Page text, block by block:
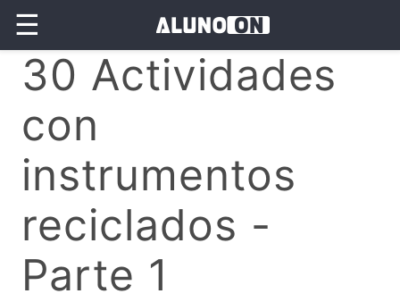
☰
30 Actividades
con
instrumentos
reciclados -
Parte 1